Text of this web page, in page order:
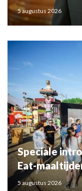
5 augustus 2026
Speciale
Eat-
5 augustus 2026